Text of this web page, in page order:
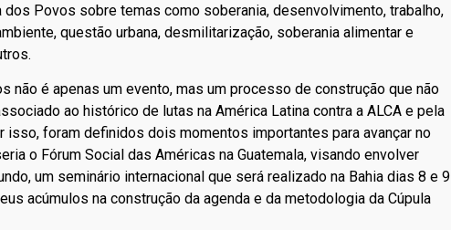
Povos sobre temas como soberania, desenvolvimento, trabalho,
questão urbana, desmilitarização, soberania alimentar e
não é apenas um evento, mas um processo de construção que não
ao histórico de lutas na América Latina contra a ALCA e pela
isso, foram definidos dois momentos importantes para avançar no
o Fórum Social das Américas na Guatemala, visando envolver
um seminário internacional que será realizado na Bahia dias 8 e 9
acúmulos na construção da agenda e da metodologia da Cúpula